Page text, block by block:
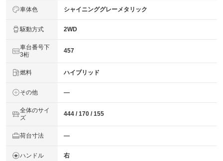
車体色 シャイニンググレーメタリック
駆動方式 2WD
車台番号下
3桁
457
燃料 ハイブリッド
その他 ―
全体のサイ
ズ
444 / 170 / 155
荷台寸法 ―
ハンドル 右